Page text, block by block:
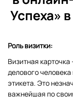
Успеха»
Роль визитки:
Визитная
делового
этикета. Это
важнейшая по